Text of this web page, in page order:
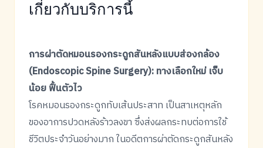
เกี่ยวกับบริการนี้
การผ่าตัดหมอนรองกระดูกสันหลังแบบส่องกล้อง
(Endoscopic Spine Surgery): ทางเลือกใหม่ เจ็บ
น้อย ฟื้นตัวไว
โรคหมอนรองกระดูกทับเส้นประสาท เป็นสาเหตุหลัก
ของอาการปวดหลังร้าวลงขา ซึ่งส่งผลกระทบต่อการใช้
ชีวิตประจำวันอย่างมาก ในอดีตการผ่าตัดกระดูกสันหลัง